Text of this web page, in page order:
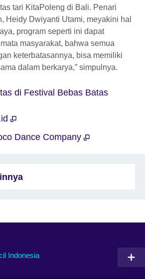
tari KitaPoleng di Bali. Penari
Heidy Dwiyanti Utami, meyakini hal
program seperti ini dapat
masyarakat, bahwa semua
keterbatasannya, bisa memiliki
dalam berkarya,” simpulnya.
di Festival Bebas Batas
Dance Company
Indonesia